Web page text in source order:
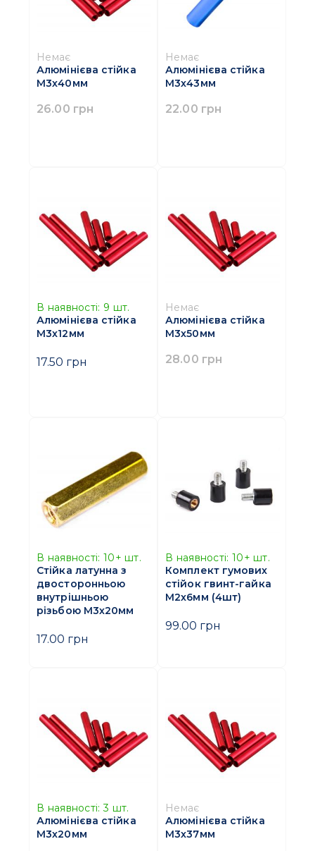
Немає
Алюмінієва стійка
M3х40мм
26.00 грн
Немає
Алюмінієва стійка
M3х43мм
22.00 грн
В наявності: 9 шт.
Алюмінієва стійка
M3х12мм
17.50 грн
Немає
Алюмінієва стійка
M3х50мм
28.00 грн
В наявності: 10+ шт.
Стійка латунна з
двосторонньою
внутрішньою
різьбою M3х20мм
17.00 грн
В наявності: 10+ шт.
Комплект гумових
стійок гвинт-гайка
M2х6мм (4шт)
99.00 грн
В наявності: 3 шт.
Алюмінієва стійка
M3х20мм
Немає
Алюмінієва стійка
M3х37мм